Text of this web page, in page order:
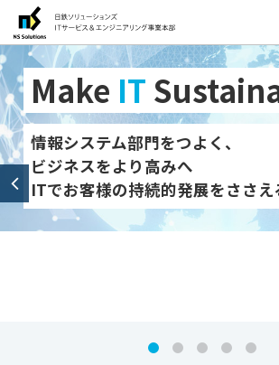
ソリューション・サービス
セミナー・イベント
事例
ブログ
Make IT
情報システム部門をつよく、
ビジネスをより高みへ
ITでお客様の持続的発展をささえ
デジタル戦略
プロフェッショ
ビジネス成長をともに歩
デジタル戦略立案からシステム実装ま
一環して伴走支援
クラウドをビジネス成長
力に変える
お客様の
クラウドジャーニーとと
AWSの設計・導入から運用、
クラウド活用、CCoE支援ま
ワンストップでサポートいた
仮想デスクトップサー
エムキューブダース
選ばれ続ける、わけがあ
いつでも、どこでも、どんな仕事も
どんなデバイスからでも。